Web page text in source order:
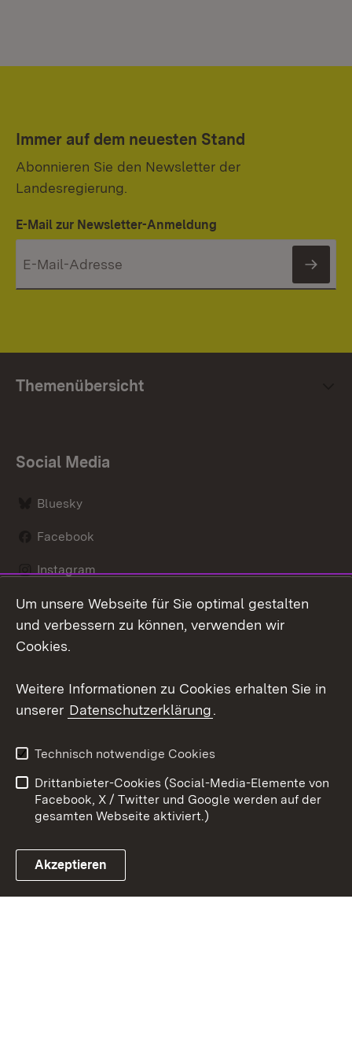
Immer auf dem neuesten Stand
Abonnieren Sie den Newsletter der
Landesregierung.
E-Mail zur Newsletter-Anmeldung
Themenübersicht
Social Media
Bluesky
Facebook
Instagram
LinkedIn
Link zum Landesportal
Datenschutz
Barrierefreiheit
Impressum
Cookies
Um unsere Webseite für Sie optimal gestalten
und verbessern zu können, verwenden wir
Cookies.
Weitere Informationen zu Cookies erhalten Sie in
unserer Datenschutzerklärung.
Technisch notwendige Cookies
Drittanbieter-Cookies (Social-Media-Elemente von
Facebook, X / Twitter und Google werden auf der
gesamten Webseite aktiviert.)
Akzeptieren